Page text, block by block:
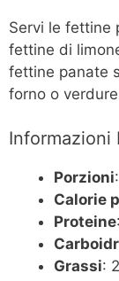
Servi le fettine
fettine di
fettine panate
forno o
Informazioni
Porzioni
Calorie
Proteine
Grassi: